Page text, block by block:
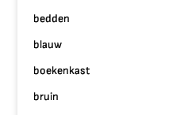
bedden
blauw
boekenkast
bruin